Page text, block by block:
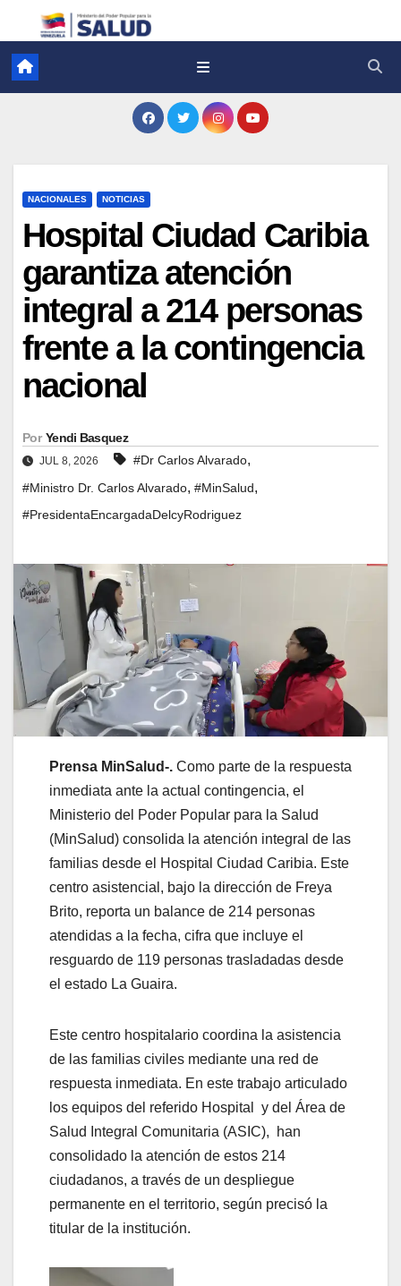
NACIONALES NOTICIAS
Hospital Ciudad Caribia
garantiza atención
integral a 214 personas
frente a la contingencia
nacional
Por Yendi Basquez
JUL 8, 2026 #Dr Carlos Alvarado,
#Ministro Dr. Carlos Alvarado, #MinSalud,
#PresidentaEncargadaDelcyRodriguez
Prensa MinSalud-. Como parte de la respuesta
inmediata ante la actual contingencia, el
Ministerio del Poder Popular para la Salud
(MinSalud) consolida la atención integral de las
familias desde el Hospital Ciudad Caribia. Este
centro asistencial, bajo la dirección de Freya
Brito, reporta un balance de 214 personas
atendidas a la fecha, cifra que incluye el
resguardo de 119 personas trasladadas desde
el estado La Guaira.
Este centro hospitalario coordina la asistencia
de las familias civiles mediante una red de
respuesta inmediata. En este trabajo articulado
los equipos del referido Hospital y del Área de
Salud Integral Comunitaria (ASIC), han
consolidado la atención de estos 214
ciudadanos, a través de un despliegue
permanente en el territorio, según precisó la
titular de la institución.